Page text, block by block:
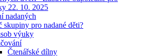
22. 10. 2025
nadaných
skupiny pro nadané děti?
výuky
Čtenářské dílny